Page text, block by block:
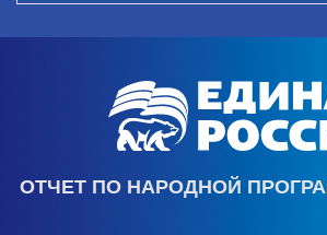
ОТЧЕТ ПО НАРОДНОЙ